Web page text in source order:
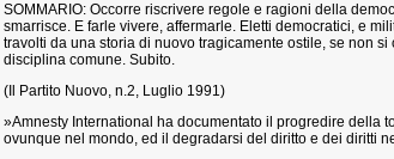
SOMMARIO: Occorre riscrivere regole e ragioni della
smarrisce. E farle vivere, affermarle. Eletti democratici, e
travolti da una storia di nuovo tragicamente ostile, se non
disciplina comune. Subito.
(Il Partito Nuovo, n.2, Luglio 1991)
»Amnesty International ha documentato il progredire della
ovunque nel mondo, ed il degradarsi del diritto e dei diritti